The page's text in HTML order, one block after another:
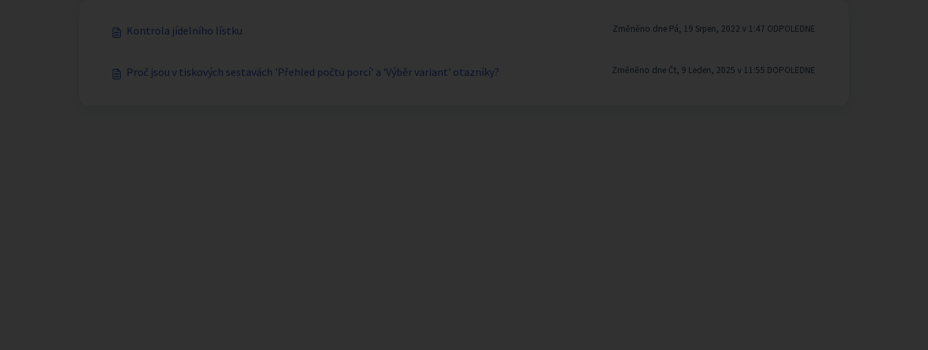
Kontrola jídelního lístku Změněno dne Pá, 19 Srpen, 2022 v 1:47 ODPOLEDNE
Proč jsou v tiskových sestavách 'Přehled počtu porcí' a 'Výběr variant' otazníky? Změněno dne Čt, 9 Leden, 2025 v 11:55 DOPOLEDNE